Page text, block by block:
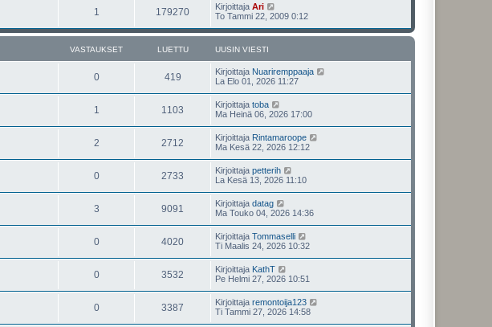
1 179270 Kirjoittaja Ari
To Tammi 22, 2009 0:12
VASTAUKSET LUETTU UUSIN VIESTI
0 419 Kirjoittaja Nuariremppaaja
La Elo 01, 2026 11:27
1 1103 Kirjoittaja toba
Ma Heinä 06, 2026 17:00
2 2712 Kirjoittaja Rintamaroope
Ma Kesä 22, 2026 12:12
0 2733 Kirjoittaja petterih
La Kesä 13, 2026 11:10
3 9091 Kirjoittaja datag
Ma Touko 04, 2026 14:36
0 4020 Kirjoittaja Tommaselli
Ti Maalis 24, 2026 10:32
0 3532 Kirjoittaja KathT
Pe Helmi 27, 2026 10:51
0 3387 Kirjoittaja remontoija123
Ti Tammi 27, 2026 14:58